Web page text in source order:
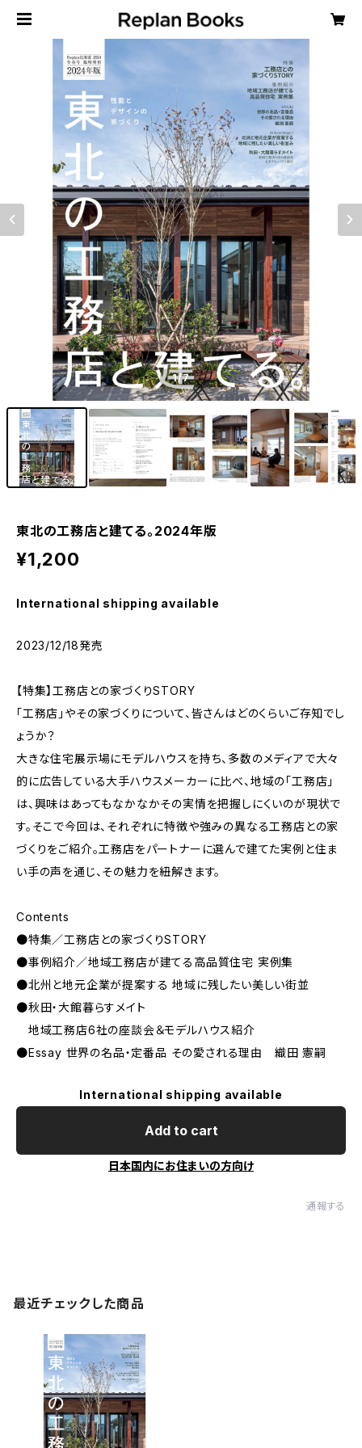
1/7
東北の工務店と建てる。2024年版
¥1,200
International shipping available
2023/12/18発売
【特集】工務店との家づくりSTORY
「工務店」やその家づくりについて、皆さんはどのくらいご存知でし
ょうか？
大きな住宅展示場にモデルハウスを持ち、多数のメディアで大々
的に広告している大手ハウスメーカーに比べ、地域の「工務店」
は、興味はあってもなかなかその実情を把握しにくいのが現状で
す。そこで今回は、それぞれに特徴や強みの異なる工務店との家
づくりをご紹介。工務店をパートナーに選んで建てた実例と住ま
い手の声を通じ、その魅力を紐解きます。
Contents
●特集／工務店との家づくりSTORY
●事例紹介／地域工務店が建てる高品質住宅 実例集
●北州と地元企業が提案する 地域に残したい美しい街並
●秋田・大館暮らすメイト
地域工務店6社の座談会＆モデルハウス紹介
●Essay 世界の名品・定番品 その愛される理由 織田 憲嗣
International shipping available
Add to cart
日本国内にお住まいの方向け
通報する
最近チェックした商品